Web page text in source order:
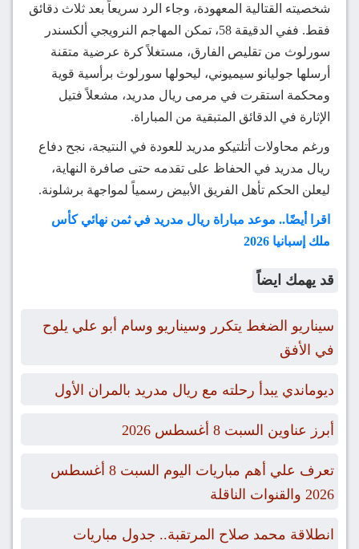
شخصيته القتالية المعهودة، وجاء الرد سريعاً بعد ثلاث دقائق
فقط. ففي الدقيقة 58، تمكن المهاجم النرويجي ألكسندر
سورلوث من تقليص الفارق، مستغلاً كرة عرضية متقنة
أرسلها جوليانو سيميوني، ليحولها سورلوث برأسية قوية
ومحكمة استقرت في مرمى ريال مدريد، مشعلاً فتيل
الإثارة في الدقائق المتبقية من المباراة.
ورغم محاولات أتلتيكو مدريد للعودة في النتيجة، نجح دفاع
ريال مدريد في الحفاظ على تقدمه حتى صافرة النهاية،
ليعلن الحكم تأهل الفريق الأبيض رسمياً لمواجهة برشلونة.
اقرا أيضًا.. موعد مباراة ريال مدريد في ثمن نهائي كأس
ملك إسبانيا 2026
قد يهمك ايضاً
سيناريو الضغط يتكرر وسيناريو وسام أبو علي يلوح
في الأفق
ديوماندي يبدأ رحلته مع ريال مدريد بالمران الأول
أبرز عناوين السبت 8 أغسطس 2026
تعرف علي أهم مباريات اليوم السبت 8 أغسطس
2026 والقنوات الناقلة
انطلاقة محمد صلاح المرتقبة.. جدول مباريات